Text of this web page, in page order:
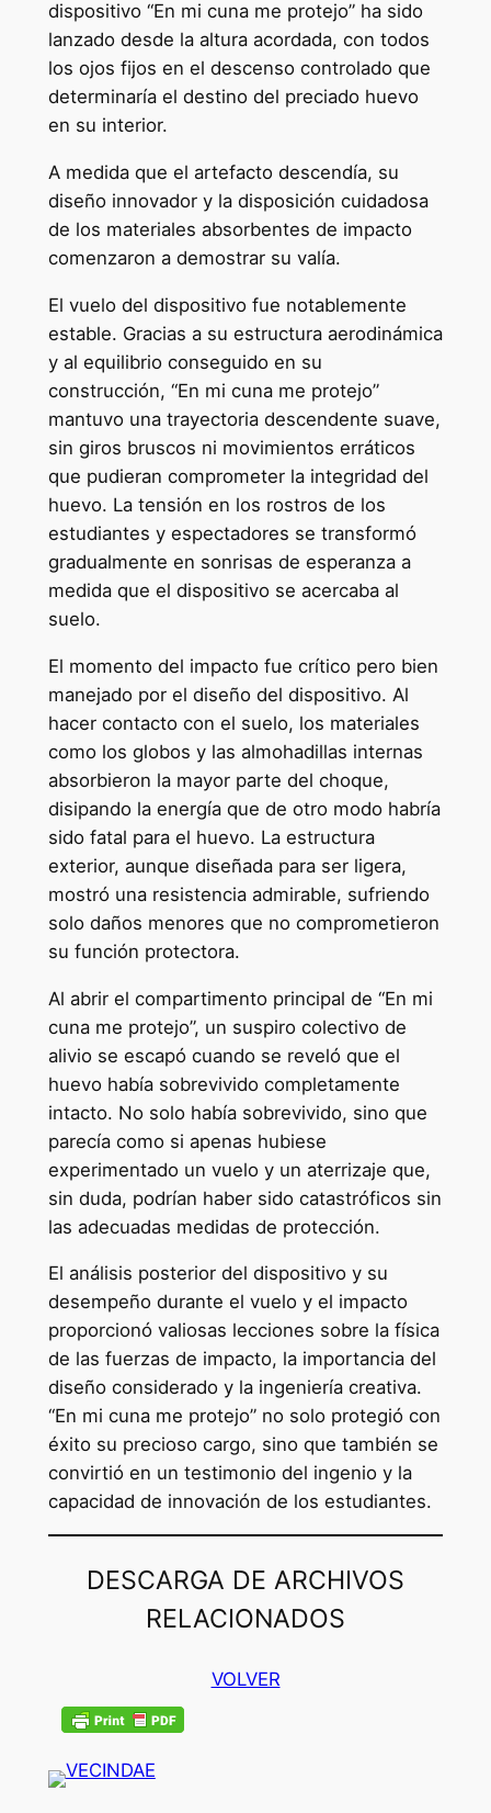
dispositivo “En mi cuna me protejo” ha sido
lanzado desde la altura acordada, con todos
los ojos fijos en el descenso controlado que
determinaría el destino del preciado huevo
en su interior.
A medida que el artefacto descendía, su
diseño innovador y la disposición cuidadosa
de los materiales absorbentes de impacto
comenzaron a demostrar su valía.
El vuelo del dispositivo fue notablemente
estable. Gracias a su estructura aerodinámica
y al equilibrio conseguido en su
construcción, “En mi cuna me protejo”
mantuvo una trayectoria descendente suave,
sin giros bruscos ni movimientos erráticos
que pudieran comprometer la integridad del
huevo. La tensión en los rostros de los
estudiantes y espectadores se transformó
gradualmente en sonrisas de esperanza a
medida que el dispositivo se acercaba al
suelo.
El momento del impacto fue crítico pero bien
manejado por el diseño del dispositivo. Al
hacer contacto con el suelo, los materiales
como los globos y las almohadillas internas
absorbieron la mayor parte del choque,
disipando la energía que de otro modo habría
sido fatal para el huevo. La estructura
exterior, aunque diseñada para ser ligera,
mostró una resistencia admirable, sufriendo
solo daños menores que no comprometieron
su función protectora.
Al abrir el compartimento principal de “En mi
cuna me protejo”, un suspiro colectivo de
alivio se escapó cuando se reveló que el
huevo había sobrevivido completamente
intacto. No solo había sobrevivido, sino que
parecía como si apenas hubiese
experimentado un vuelo y un aterrizaje que,
sin duda, podrían haber sido catastróficos sin
las adecuadas medidas de protección.
El análisis posterior del dispositivo y su
desempeño durante el vuelo y el impacto
proporcionó valiosas lecciones sobre la física
de las fuerzas de impacto, la importancia del
diseño considerado y la ingeniería creativa.
“En mi cuna me protejo” no solo protegió con
éxito su precioso cargo, sino que también se
convirtió en un testimonio del ingenio y la
capacidad de innovación de los estudiantes.
DESCARGA DE ARCHIVOS
RELACIONADOS
VOLVER